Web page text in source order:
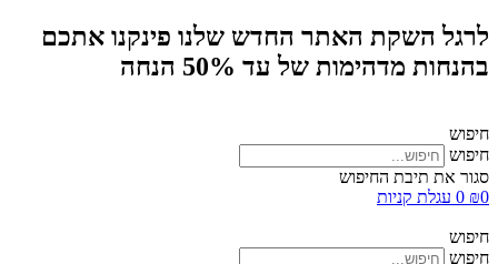
לרגל השקת האתר החדש שלנו פינקנו אתכם
בהנחות מדהימות של עד 50% הנחה
חיפוש
חיפוש
סגור את תיבת החיפוש
₪0
0 עגלת קניות
חיפוש
חיפוש